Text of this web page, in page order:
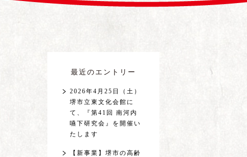
最近のエントリー
2026年4月25日（土）
堺市立東文化会館に
て、『第41回 南河内
嚥下研究会』を開催い
たします
【新事業】堺市の高齢